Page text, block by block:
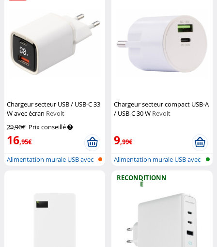
Chargeur secteur USB / USB-C 33
W avec écran Revolt
29,90€ Prix conseillé
16,95€
Alimentation murale USB avec
Chargeur secteur compact USB-A
/ USB-C 30 W Revolt
9,99€
Alimentation murale USB avec
RECONDITIONN
É